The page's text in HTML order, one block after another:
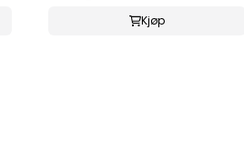
Kjøp